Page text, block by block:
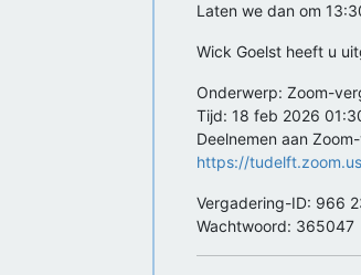
Laten we dan om
Wick Goelst heeft u
Onderwerp: Zoom-
Tijd: 18 feb 2026
Deelnemen aan
https://
Vergadering-ID: 966
Wachtwoord: 365047